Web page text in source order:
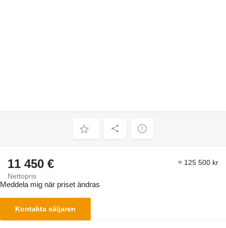
11 450 €
Nettopris
≈ 125 500 kr
Meddela mig när priset ändras
Kontakta säljaren